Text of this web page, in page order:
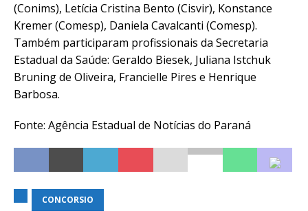
(Conims), Letícia Cristina Bento (Cisvir), Konstance
Kremer (Comesp), Daniela Cavalcanti (Comesp).
Também participaram profissionais da Secretaria
Estadual da Saúde: Geraldo Biesek, Juliana Istchuk
Bruning de Oliveira, Francielle Pires e Henrique
Barbosa.
Fonte: Agência Estadual de Notícias do Paraná
CONCORSIO